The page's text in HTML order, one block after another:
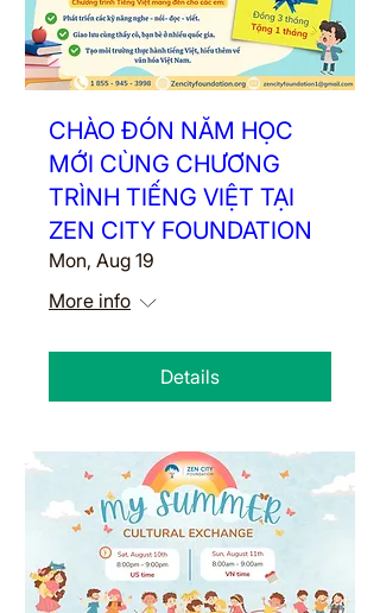
CHÀO ĐÓN NĂM HỌC
MỚI CÙNG CHƯƠNG
TRÌNH TIẾNG VIỆT TẠI
ZEN CITY FOUNDATION
Mon, Aug 19
More info
Details